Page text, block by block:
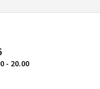
- 20.00